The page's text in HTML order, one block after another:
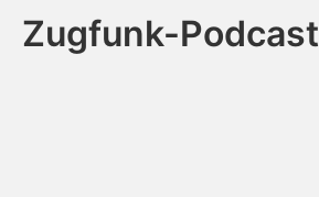
InhaltZugfunk-Podcast